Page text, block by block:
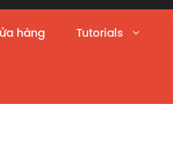
hàng Tutorials